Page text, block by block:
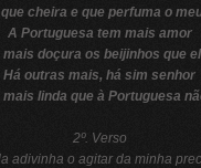
cheira e que perfuma o
A Portuguesa tem mais amor
mais doçura os beijinhos que
Há outras mais, há sim senhor
mais linda que à Portuguesa
2º. Verso
adivinha o agitar da minha